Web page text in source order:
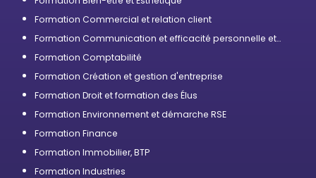
Formation Commercial et relation client
Formation Communication et efficacité personnelle et
Formation Comptabilité
Formation Création et gestion d'entreprise
Formation Droit et formation des Élus
Formation Environnement et démarche RSE
Formation Finance
Formation Immobilier, BTP
Formation Industries